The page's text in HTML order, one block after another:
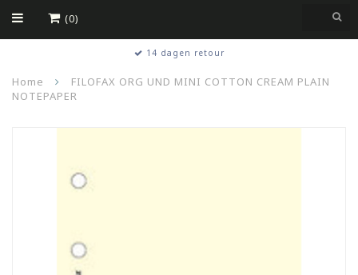
(0)
14 dagen retour
Home
FILOFAX ORG UND MINI COTTON CREAM PLAIN
NOTEPAPER